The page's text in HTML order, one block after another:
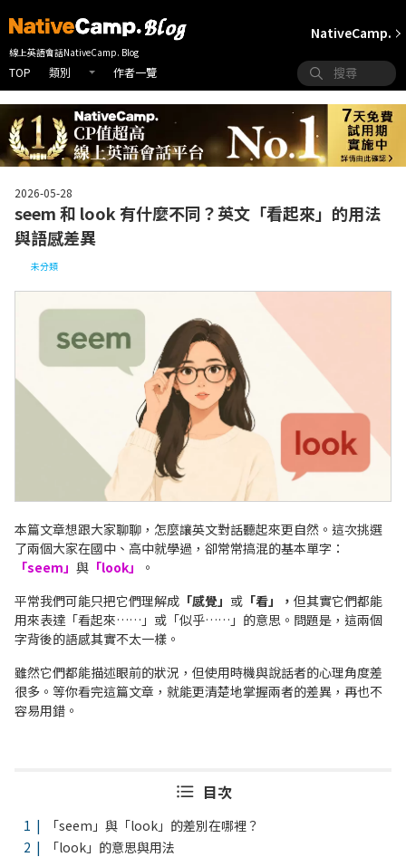
線上英語會話NativeCamp. Blog
TOP 類別 作者一覽
NativeCamp.
2026-05-28
seem 和 look 有什麼不同？英文「看起來」的用法
與語感差異
未分類
本篇文章想跟大家聊聊，怎麼讓英文對話聽起來更自然。這次挑選
了兩個大家在國中、高中就學過，卻常常搞混的基本單字：
「seem」 與 「look」
。
平常我們可能只把它們理解成 「感覺」 或 「看」， 但其實它們都能
用來表達「看起來……」或「似乎……」的意思。問題是，這兩個
字背後的語感其實不太一樣。
雖然它們都能描述眼前的狀況，但使用時機與說話者的心理角度差
很多。等你看完這篇文章，就能更清楚地掌握兩者的差異，再也不
容易用錯。
目次
「seem」與「look」的差別在哪裡？
「look」的意思與用法